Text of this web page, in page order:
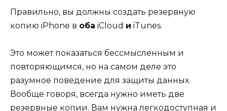
Правильно, вы должны создать резервную
копию iPhone в оба iCloud и iTunes.
Это может показаться бессмысленным и
повторяющимся, но на самом деле это
разумное поведение для защиты данных.
Вообще говоря, всегда нужно иметь две
резервные копии. Вам нужна легкодоступная и